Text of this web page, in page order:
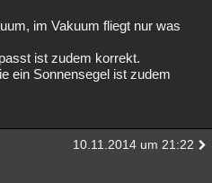
im Vakuum fliegt nur was
ist zudem korrekt.
ein Sonnensegel ist zudem
10.11.2014 um 21:22